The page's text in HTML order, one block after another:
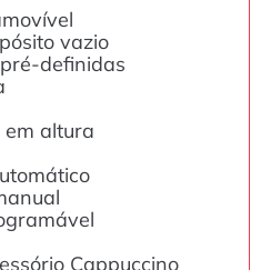
vazio
definidas
em altura
Cappuccino